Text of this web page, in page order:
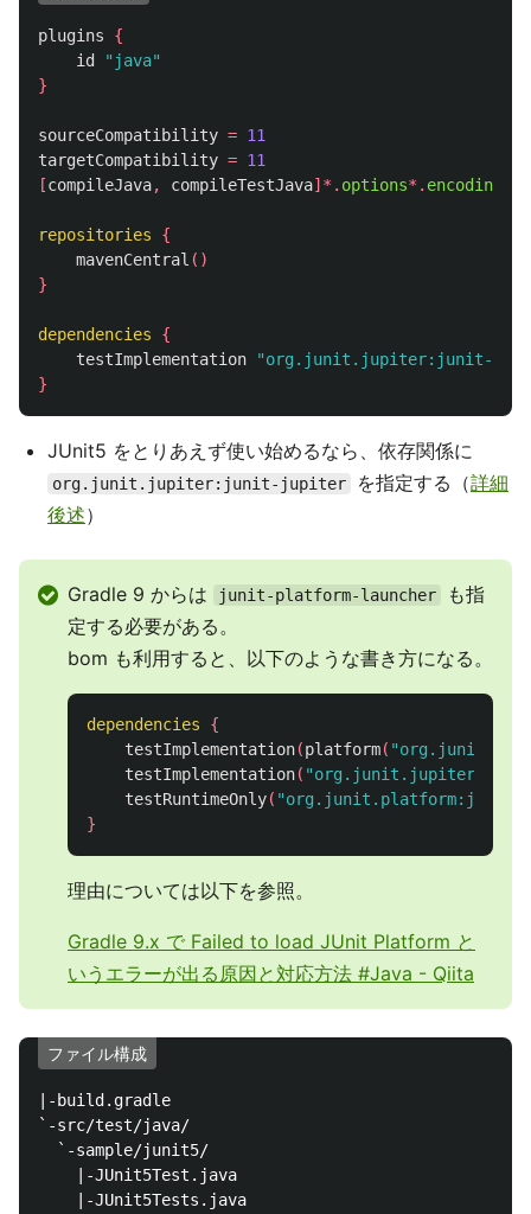
plugins
{
id
"java"
}
sourceCompatibility = 11
targetCompatibility = 11
[compileJava, compileTestJava]*. options*. encoding
repositories
{
mavenCentral ()
}
dependencies
{
testImplementation
"org.junit.jupiter:junit-
}
JUnit5 をとりあえず使い始めるなら、依存関係に
org.junit.jupiter:junit-jupiter を指定する（詳細
後述）
Gradle 9 からは junit-platform-launcher
も指
定する必要がある。
bom も利用すると、以下のような書き方になる。
dependencies
{
testImplementation(platform(
testImplementation(
testRuntimeOnly( "org.junit.platform:junit-
}
理由については以下を参照。
Gradle 9.x で Failed to load JUnit Platform と
いうエラーが出る原因と対応方法 #Java - Qiita
ファイル構成
|-build.gradle
`-src/test/java/
  `-sample/junit5/
    |-JUnit5Test.java
    |-JUnit5Tests.java